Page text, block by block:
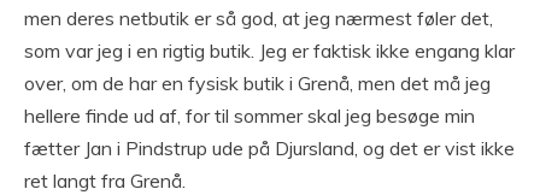
men deres netbutik er så god, at jeg nærmest føler det,
som var jeg i en rigtig butik. Jeg er faktisk ikke engang klar
over, om de har en fysisk butik i Grenå, men det må jeg
hellere finde ud af, for til sommer skal jeg besøge min
fætter Jan i Pindstrup ude på Djursland, og det er vist ikke
ret langt fra Grenå.